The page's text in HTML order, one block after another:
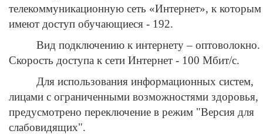
телекоммуникационную сеть «Интернет», к которым
имеют доступ обучающиеся - 192.
Вид подключению к интернету – оптоволокно.
Скорость доступа к сети Интернет - 100 Мбит/с.
Для использования информационных систем,
лицами с ограниченными возможностями здоровья,
предусмотрено переключение в режим "Версия для
слабовидящих".